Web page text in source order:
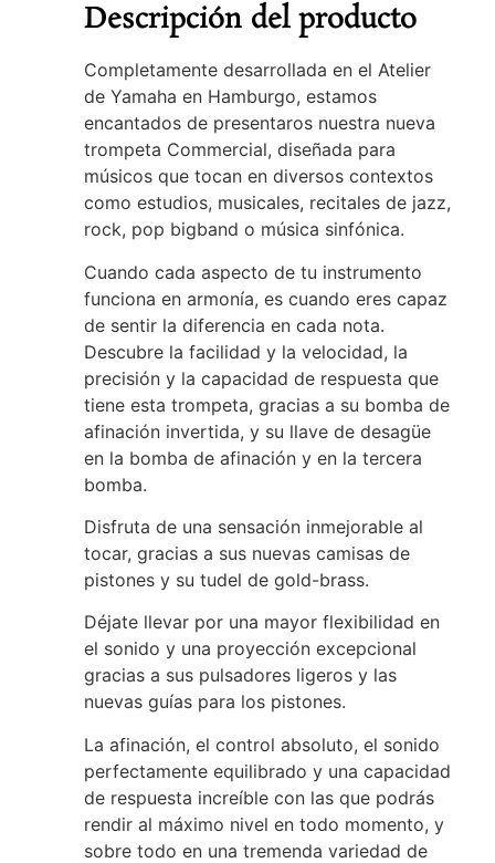
Descripción del producto
Completamente desarrollada en el Atelier
de Yamaha en Hamburgo, estamos
encantados de presentaros nuestra nueva
trompeta Commercial, diseñada para
músicos que tocan en diversos contextos
como estudios, musicales, recitales de jazz,
rock, pop bigband o música sinfónica.
Cuando cada aspecto de tu instrumento
funciona en armonía, es cuando eres capaz
de sentir la diferencia en cada nota.
Descubre la facilidad y la velocidad, la
precisión y la capacidad de respuesta que
tiene esta trompeta, gracias a su bomba de
afinación invertida, y su llave de desagüe
en la bomba de afinación y en la tercera
bomba.
Disfruta de una sensación inmejorable al
tocar, gracias a sus nuevas camisas de
pistones y su tudel de gold-brass.
Déjate llevar por una mayor flexibilidad en
el sonido y una proyección excepcional
gracias a sus pulsadores ligeros y las
nuevas guías para los pistones.
La afinación, el control absoluto, el sonido
perfectamente equilibrado y una capacidad
de respuesta increíble con las que podrás
rendir al máximo nivel en todo momento, y
sobre todo en una tremenda variedad de